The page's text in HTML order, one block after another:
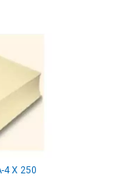
4 X 250